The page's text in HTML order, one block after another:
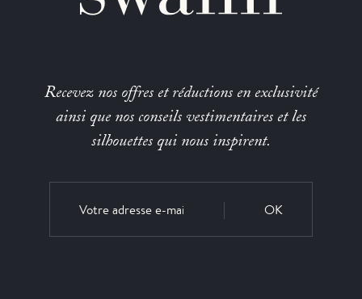
Recevez nos offres et réductions en exclusivité
ainsi que nos conseils vestimentaires et les
silhouettes qui nous inspirent.
OK